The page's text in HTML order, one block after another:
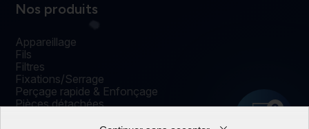
0
Nos produits
Appareillage
Fils
Filtres
Fixations/Serrage
Perçage rapide & Enfonçage
Pièces détachées